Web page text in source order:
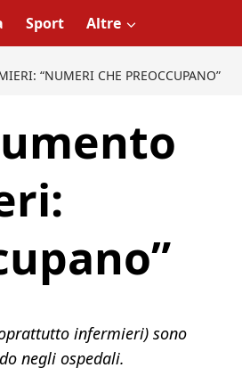
Sport Altre
“NUMERI CHE PREOCCUPANO”
infermieri) sono
negli ospedali.